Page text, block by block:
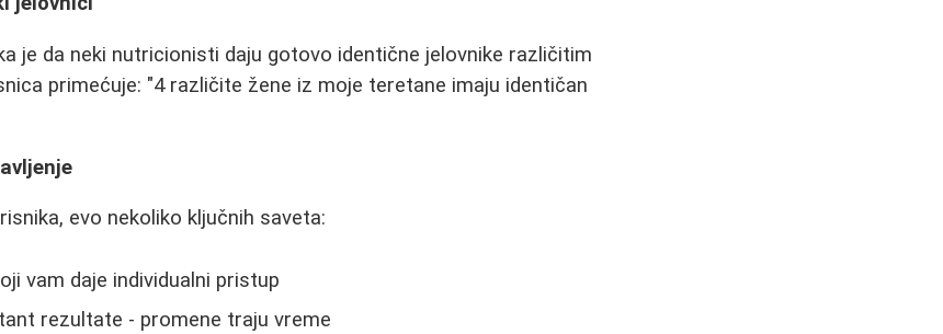
je da neki nutricionisti daju gotovo identične jelovnike različitim
primećuje: "4 različite žene iz moje teretane imaju identičan
evo nekoliko ključnih saveta:
vam daje individualni pristup
rezultate - promene traju vreme